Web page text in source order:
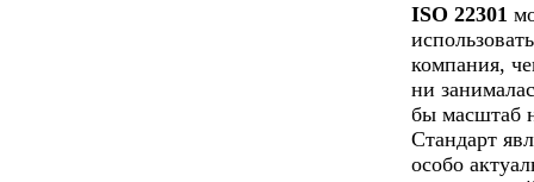
ISO 22301
компания,
ни
бы масштаб
Стандарт
особо